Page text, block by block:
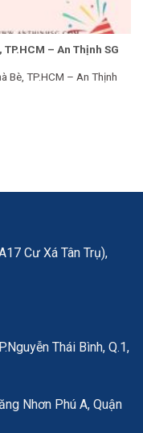
– An Thịnh SG
Bè, TP.HCM – An Thịnh
Cư Xá Tân Trụ),
Thái Bình, Q.1,
Nhơn Phú A, Quận